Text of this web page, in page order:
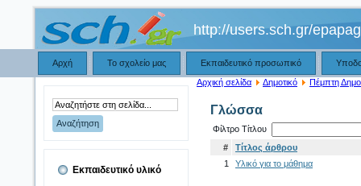
http://users.sch.gr/
Αρχή Το σχολείο μας Εκπαιδευτικό προσωπικό
Εκπαιδευτικό υλικό
Αρχική σελίδα Δημοτικό Πέμπτη
Γλώσσα
Φίλτρο Τίτλου
#
Τίτλος άρθρου
1
Υλικό για το μάθημα